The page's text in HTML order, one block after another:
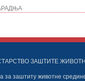
ЗАШТИТЕ
за заштиту животне